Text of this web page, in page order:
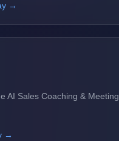
→
AI Sales Coaching & Meeting
→